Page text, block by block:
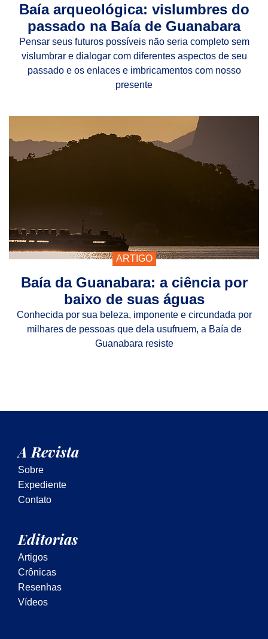
Baía arqueológica: vislumbres do
passado na Baía de Guanabara
Pensar seus futuros possíveis não seria completo sem
vislumbrar e dialogar com diferentes aspectos de seu
passado e os enlaces e imbricamentos com nosso
presente
ARTIGO
Baía da Guanabara: a ciência por
baixo de suas águas
Conhecida por sua beleza, imponente e circundada por
milhares de pessoas que dela usufruem, a Baía de
Guanabara resiste
A Revista
Sobre
Expediente
Contato
Editorias
Artigos
Crônicas
Resenhas
Vídeos